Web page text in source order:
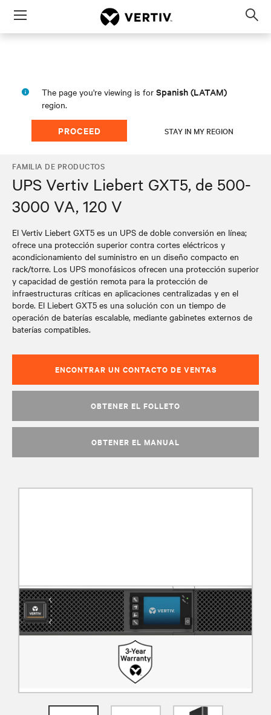
Menu
The page you're viewing is for Spanish (LATAM)
region.
PROCEED STAY IN MY REGION
FAMILIA DE PRODUCTOS
UPS Vertiv Liebert GXT5, de 500-
3000 VA, 120 V
El Vertiv Liebert GXT5 es un UPS de doble conversión en línea;
ofrece una protección superior contra cortes eléctricos y
acondicionamiento del suministro en un diseño compacto en
rack/torre. Los UPS monofásicos ofrecen una protección superior
y capacidad de gestión remota para la protección de
infraestructuras críticas en aplicaciones centralizadas y en el
borde. El Liebert GXT5 es una solución con un tiempo de
operación de baterías escalable, mediante gabinetes externos de
baterías compatibles.
ENCONTRAR UN CONTACTO DE VENTAS
OBTENER EL FOLLETO
OBTENER EL MANUAL